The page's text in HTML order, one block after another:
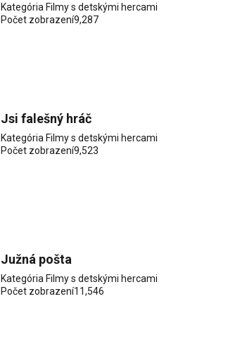
Kategória Filmy s detskými hercami
Počet zobrazení9,287
Jsi falešný hráč
Kategória Filmy s detskými hercami
Počet zobrazení9,523
Južná pošta
Kategória Filmy s detskými hercami
Počet zobrazení11,546